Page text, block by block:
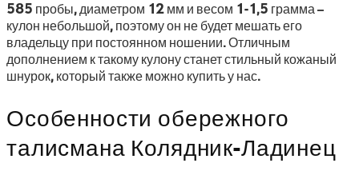
585 пробы, диаметром 12 мм и весом 1-1,5 грамма –
кулон небольшой, поэтому он не будет мешать его
владельцу при постоянном ношении. Отличным
дополнением к такому кулону станет стильный кожаный
шнурок, который также можно купить у нас.
Особенности обережного
талисмана Колядник-Ладинец